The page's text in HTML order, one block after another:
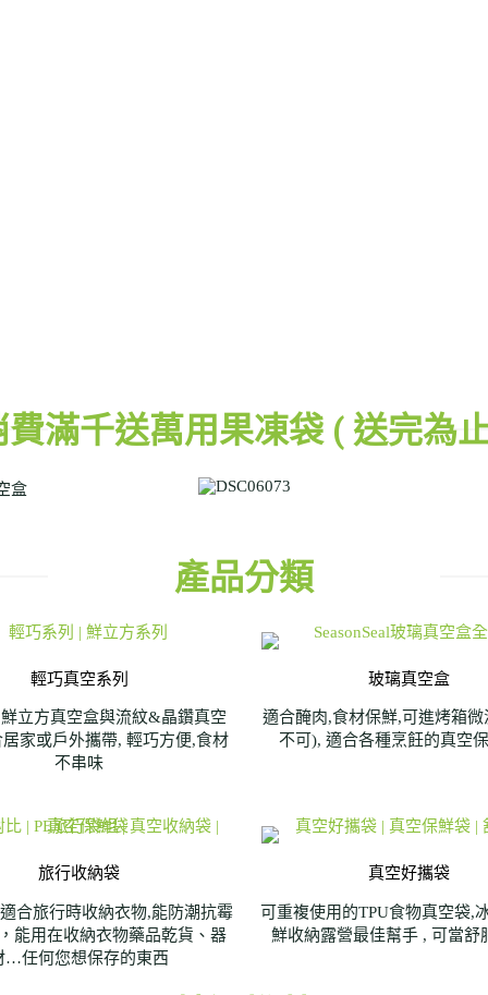
費滿千送萬用果凍袋 ( 送完為
產品分類
輕巧真空系列
立方真空盒與流紋&晶鑽真空
家或戶外攜帶, 輕巧方便,食材
不串味
玻璃真空盒
適合醃肉,食材保鮮,可進烤箱
不可), 適合各種烹飪的真空
旅行收納袋
合旅行時收納衣物,能防潮抗霉
能用在收納衣物藥品乾貨、器
…任何您想保存的東西​
真空好攜袋
可重複使用的TPU食物真空袋,
鮮收納露營最佳幫手 , 可當舒